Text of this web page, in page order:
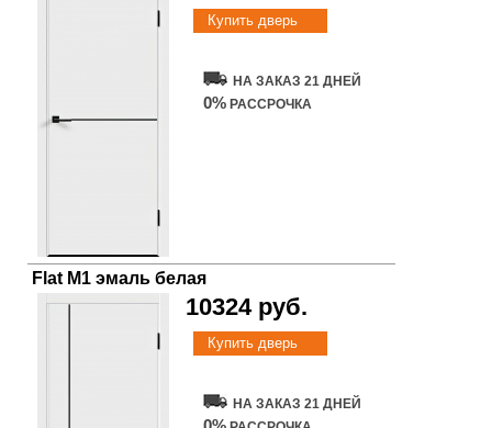
Купить дверь
НА ЗАКАЗ 21 ДНЕЙ
0% РАССРОЧКА
Flat M1 эмаль белая
10324 руб.
Купить дверь
НА ЗАКАЗ 21 ДНЕЙ